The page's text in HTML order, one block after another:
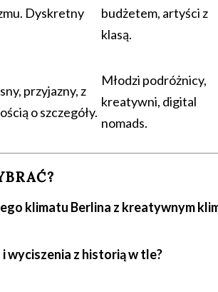
Dyskretny
budżetem, artyści z
klasą.
przyjazny, z
o szczegóły.
Młodzi podróżnicy,
kreatywni, digital
nomads.
klimatu Berlina z kreatywnym
wyciszenia z historią w tle?